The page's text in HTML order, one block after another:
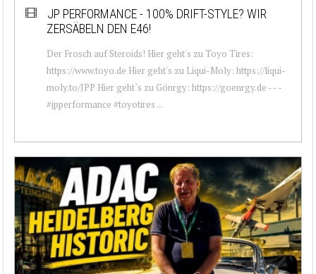
JP PERFORMANCE - 100% DRIFT-STYLE? WIR
ZERSÄBELN DEN E46!
Der Frosch auf Steroids! Hier geht's zu Toyo Tires:
https://www.toyo.de Hier geht's zu Liqui-Moly: https://liqui-
moly.to/JPP Hier geht`s zu Gönrgy: https://goenrgy.de - - -
#jpperformance #toyotires ...